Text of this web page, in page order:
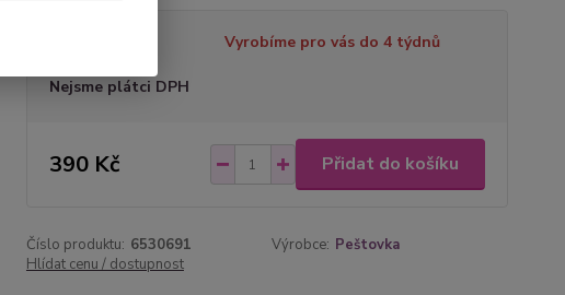
Vyrobíme pro vás do 4 týdnů
Nejsme plátci DPH
390 Kč Přidat do košíku
Číslo produktu: 6530691 Výrobce: Peštovka
Hlídat cenu / dostupnost